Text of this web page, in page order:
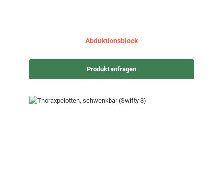
Abduktionsblock
Produkt anfragen